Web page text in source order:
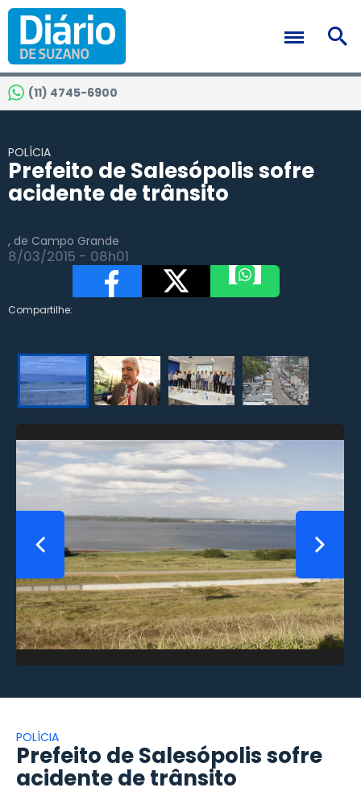
(11) 4745-6900
POLÍCIA
Prefeito de Salesópolis sofre
acidente de trânsito
, de Campo Grande
8/03/2015 - 08h01
Compartilhe:
POLÍCIA
Prefeito de Salesópolis sofre
acidente de trânsito